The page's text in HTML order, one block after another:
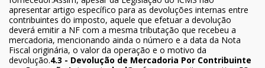
apresentar artigo específico para as devoluções internas entre
contribuintes do imposto, aquele que efetuar a devolução
deverá emitir a NF com a mesma tributação que recebeu a
mercadoria, mencionando ainda o número e a data da Nota
Fiscal originária, o valor da operação e o motivo da
devolução.4.3 - Devolução de Mercadoria Por Contribuinte